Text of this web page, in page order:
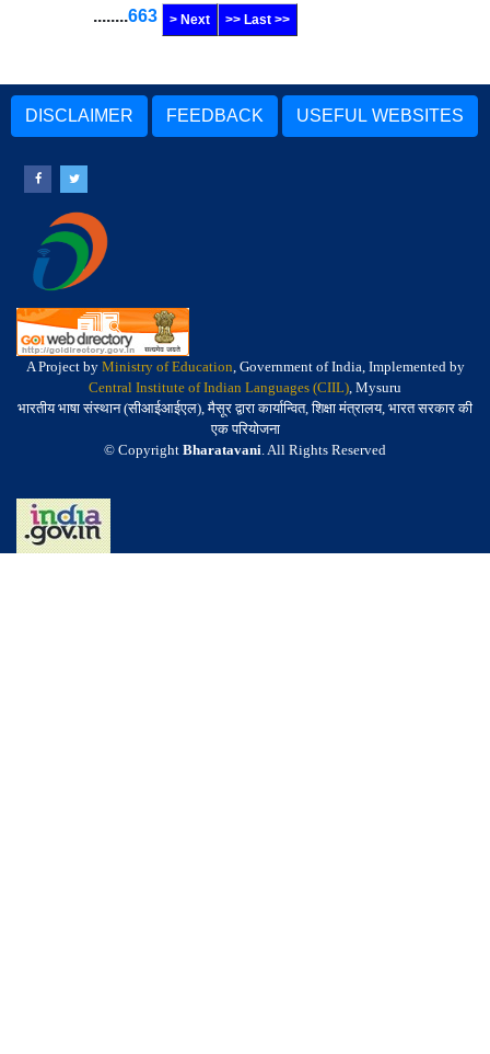
........663 > Next >> Last >>
DISCLAIMER FEEDBACK USEFUL WEBSITES
A Project by Ministry of Education, Government of India, Implemented by
Central Institute of Indian Languages (CIIL), Mysuru
भारतीय भाषा संस्थान (सीआईआईएल), मैसूर द्वारा कार्यान्वित, शिक्षा मंत्रालय, भारत सरकार की
एक परियोजना
© Copyright Bharatavani. All Rights Reserved